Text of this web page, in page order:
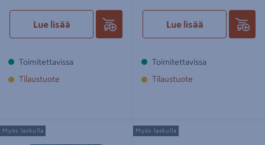
Lue lisää
Toimitettavissa
Tilaustuote
Lue lisää
Toimitettavissa
Tilaustuote
Pihasauna Pikku-Pisi 3,2m²
Myös laskulla
Pihasauna Luoman Riekko 5,9 m² +
terassi
Myös laskulla